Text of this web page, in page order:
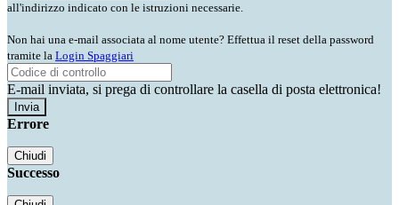
all'indirizzo indicato con le istruzioni necessarie.
Non hai una e-mail associata al nome utente? Effettua il reset della password
tramite la Login Spaggiari
E-mail inviata, si prega di controllare la casella di posta elettronica!
Errore
Chiudi
Successo